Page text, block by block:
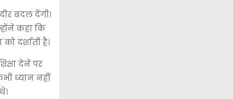
बदल देंगी।
कहा कि
दर्शाती है।
देने पर
ध्यान नहीं